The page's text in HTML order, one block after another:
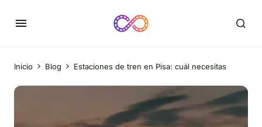
Inicio Blog Estaciones de tren en Pisa: cuál necesitas